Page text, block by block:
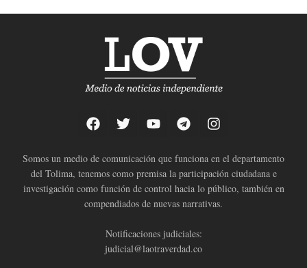
Somos un medio de comunicación que funciona en el departamento
del Tolima, tenemos como premisa la participación ciudadana e
investigación como función de control hacia lo público, también en
compendiados de nuevas narrativas.
Notificaciones judiciales:
judicial@laotraverdad.co